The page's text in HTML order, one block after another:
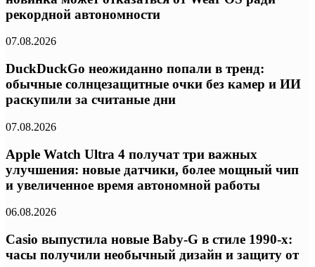
рекордной автономности
07.08.2026
DuckDuckGo неожиданно попали в тренд:
обычные солнцезащитные очки без камер и ИИ
раскупили за считаные дни
07.08.2026
Apple Watch Ultra 4 получат три важных
улучшения: новые датчики, более мощный чип
и увеличенное время автономной работы
06.08.2026
Casio выпустила новые Baby-G в стиле 1990-х:
часы получили необычный дизайн и защиту от